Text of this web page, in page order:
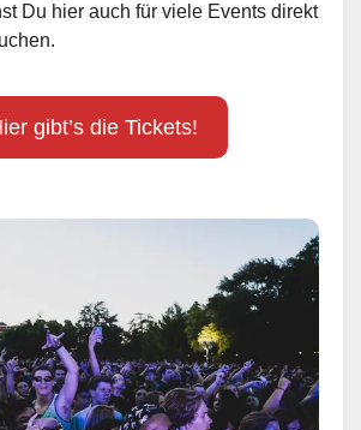
Du hier auch für viele Events direkt
gibt’s die Tickets!